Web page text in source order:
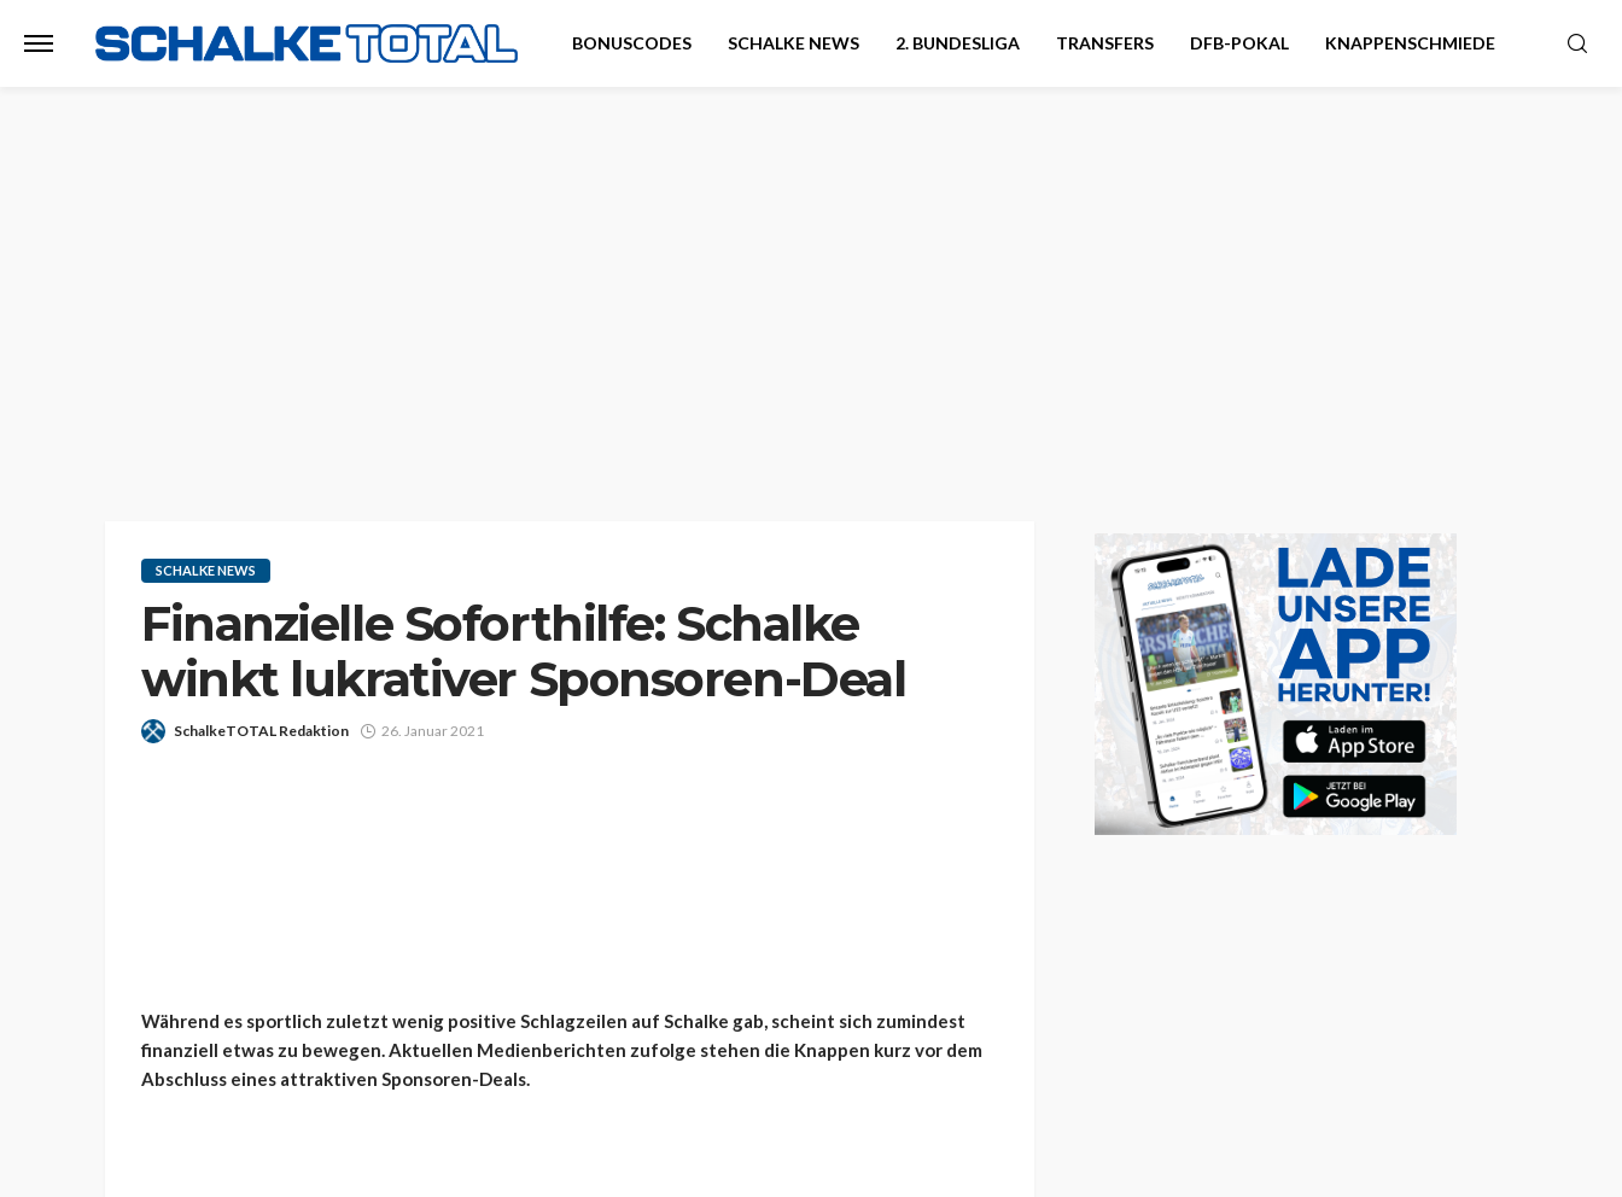
BONUSCODES SCHALKE NEWS 2. BUNDESLIGA TRANSFERS DFB-POKAL KNAPPENSCHMIEDE
SCHALKE NEWS
Finanzielle Soforthilfe: Schalke
winkt lukrativer Sponsoren-Deal
SchalkeTOTAL Redaktion 26. Januar 2021
Während es sportlich zuletzt wenig positive Schlagzeilen auf Schalke gab, scheint sich zumindest
finanziell etwas zu bewegen. Aktuellen Medienberichten zufolge stehen die Knappen kurz vor dem
Abschluss eines attraktiven Sponsoren-Deals.